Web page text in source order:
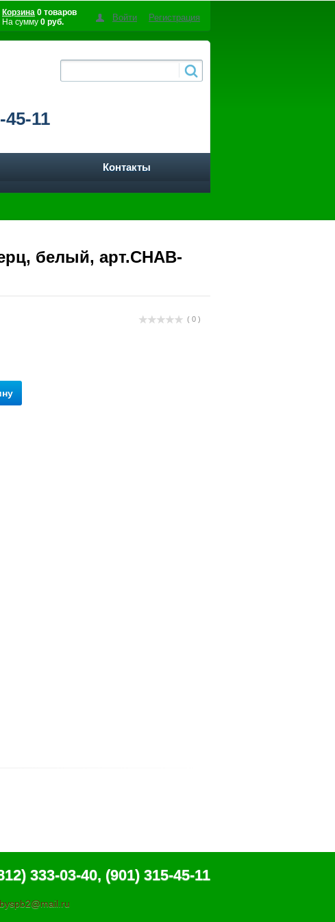
Корзина 0 товаров
На сумму 0 руб. Войти Регистрация
45-11
Контакты
белый, арт.CHAB-
( 0 )
333-03-40, (901) 315-45-11